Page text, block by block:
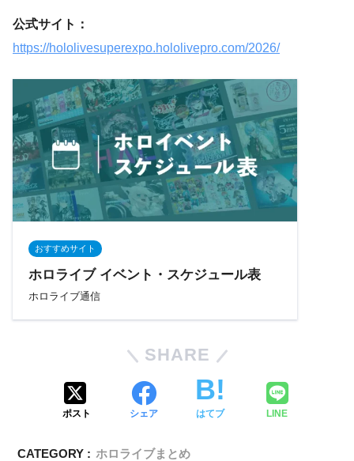
公式サイト：
https://hololivesuperexpo.hololivepro.com/2026/
おすすめサイト
ホロライブ イベント・スケジュール表
ホロライブ通信
SHARE
ポスト シェア はてブ LINE
CATEGORY : ホロライブまとめ